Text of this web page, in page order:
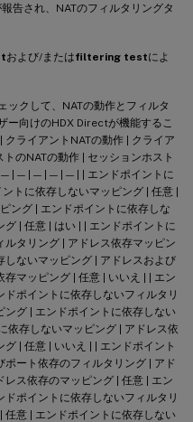
告され、NATのフィルタリングタ
および/またはfiltering testによ
ックして、NATの動作とフィルタ
ー向けのHDX Directが機能するこ
ライアントNATの動作 | クライア
のNATの動作 | セッションホスト
— | — | — | — | — | | エンドポイントに
トに依存しないマッピング | 任意 |
ング | エンドポイントに依存しな
| 任意 | はい | | エンドポイントに
タリング | アドレス依存マッピン
しないマッピング | アドレスおよび
マッピング | 任意 | いいえ | | エン
ドポイントに依存しないフィルタリ
グ | エンドポイントに依存しない
依存しないマッピング | アドレス依
| 任意 | いいえ | | エンドポイント
ート依存のフィルタリング | アド
レス依存のマッピング | 任意 | エン
ドポイントに依存しないフィルタリ
任意 | エンドポイントに依存しない